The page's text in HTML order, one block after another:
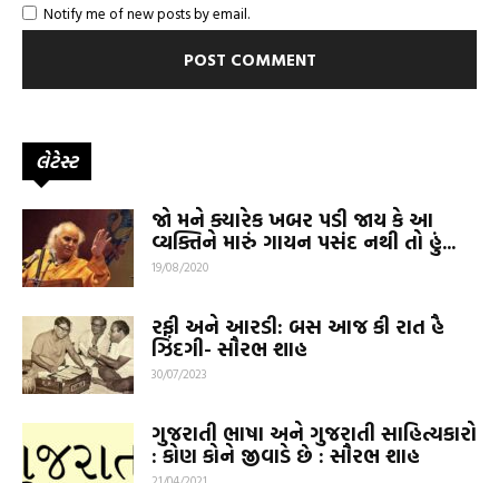
Notify me of new posts by email.
લેટેસ્ટ
જો મને ક્યારેક ખબર પડી જાય કે આ
વ્યક્તિને મારું ગાયન પસંદ નથી તો હું...
19/08/2020
રફી અને આરડી: બસ આજ કી રાત હૈ
ઝિંદગી- સૌરભ શાહ
30/07/2023
ગુજરાતી ભાષા અને ગુજરાતી સાહિત્યકારો
: કોણ કોને જીવાડે છે : સૌરભ શાહ